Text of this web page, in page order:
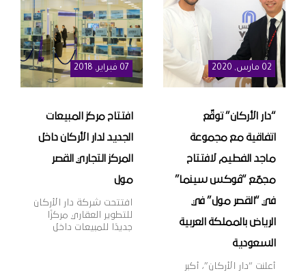
02 مارس, 2020
“دار الأركان” توقّع
اتفاقية مع مجموعة
ماجد الفطيم لافتتاح
مجمّع “ڤوكس سينما”
في “القصر مول” في
الرياض بالمملكة العربية
السعودية
أعلنت “دار الأركان”، أكبر
07 فبراير, 2018
افتتاح مركز المبيعات
الجديد لدار الأركان داخل
المركز التجاري القصر
مول
افتتحت شركة دار الأركان
للتطوير العقاري مركزًا
جديدًا للمبيعات داخل